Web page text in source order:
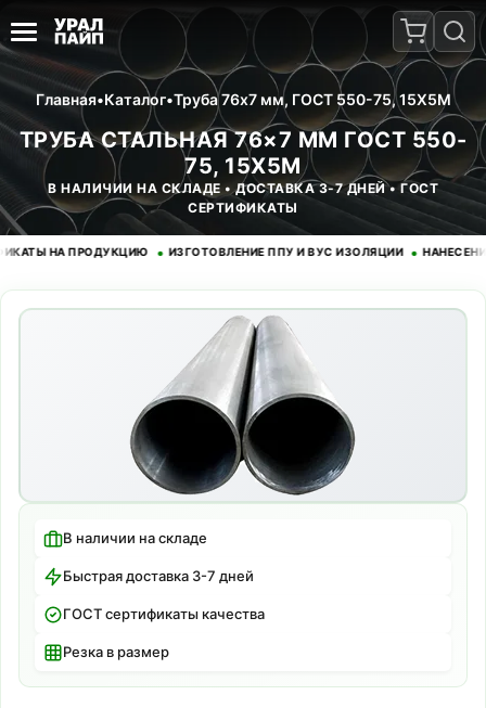
Главная•Каталог•Труба 76x7 мм, ГОСТ 550-75, 15Х5М
ТРУБА СТАЛЬНАЯ 76×7 ММ ГОСТ 550-
75, 15Х5М
В НАЛИЧИИ НА СКЛАДЕ • ДОСТАВКА 3-7 ДНЕЙ • ГОСТ
СЕРТИФИКАТЫ
НА ПРОДУКЦИЮ • ИЗГОТОВЛЕНИЕ ППУ И ВУС ИЗОЛЯЦИИ • НАНЕСЕНИЕ
В наличии на складе
Быстрая доставка 3-7 дней
ГОСТ сертификаты качества
Резка в размер